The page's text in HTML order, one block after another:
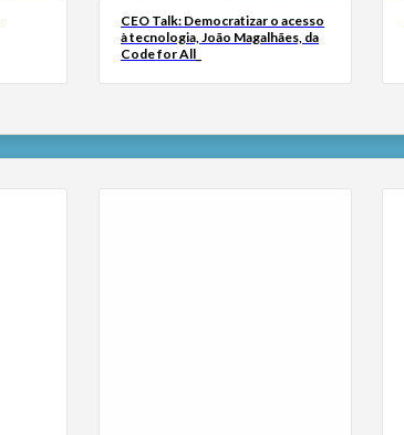
CEO Talk: Democratizar o acesso
à tecnologia, João Magalhães, da
Code for All_